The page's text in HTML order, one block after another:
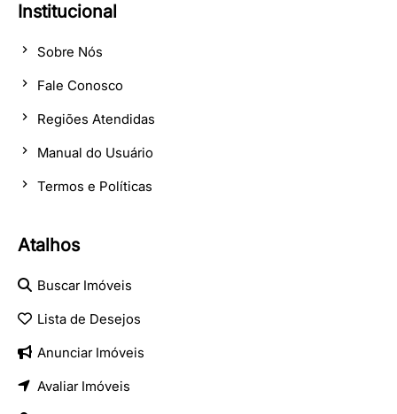
Institucional
Sobre Nós
Fale Conosco
Regiões Atendidas
Manual do Usuário
Termos e Políticas
Atalhos
Buscar Imóveis
Lista de Desejos
Anunciar Imóveis
Avaliar Imóveis